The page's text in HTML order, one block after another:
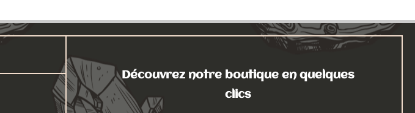
Découvrez notre boutique en quelques
clics